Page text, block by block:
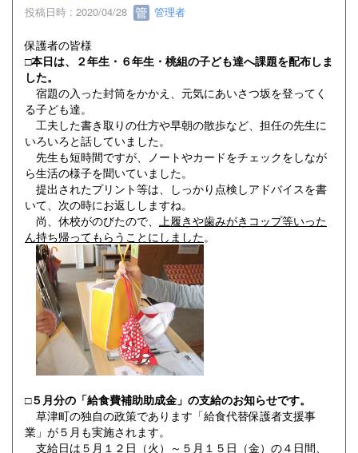
投稿日時 : 2020/04/28 管理者
保護者の皆様
□本日は、２年生・６年生・桃組の子ども達へ課題を配布しま
した。
宿題の入った封筒をかかえ、元気にあいさつ坂を登ってく
る子ども達。
工夫した書き取りの仕方や早朝の散歩など、担任の先生に
いろいろと話していました。
先生も短時間ですが、ノートやカードをチェックをしなが
ら生活の様子を聞いていました。
提出されたプリント等は、しっかり点検しアドバイスを書
いて、次の時にお返ししますね。
尚、休校がのびたので、 上履きや歯みがきコップ等いった
ん持ち帰ってもらうことにしました。
□５月分の「給食費補助助成金」の支給のお知らせです。
草津町の独自の政策であります「給食代替保護者支援事
業」が５月も実施されます。
支給日は５月１２日（火）～５月１５日（金）の４日間、